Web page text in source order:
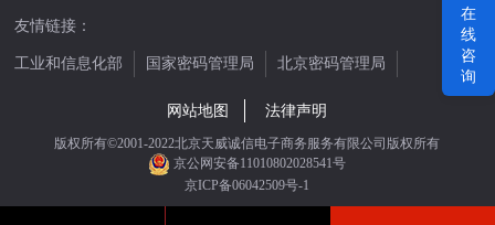
友情链接：
工业和信息化部 国家密码管理局
北京密码管理局
网站地图
法律声明
版权所有©2001-2022北京天威诚信电子商务服务有限公司版权所有
京公网安备11010802028541号
京ICP备06042509号-1
在
线
咨
询